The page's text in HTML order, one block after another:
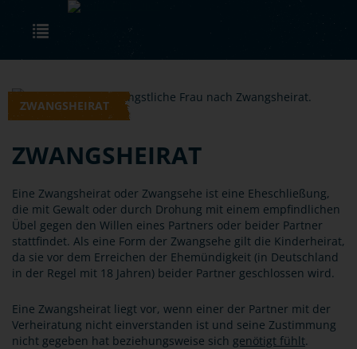
Skip to main content
ZWANGSHEIRAT
ZWANGSHEIRAT
Eine Zwangsheirat oder Zwangsehe ist eine Eheschließung,
die mit Gewalt oder durch Drohung mit einem empfindlichen
Übel gegen den Willen eines Partners oder beider Partner
stattfindet. Als eine Form der Zwangsehe gilt die Kinderheirat,
da sie vor dem Erreichen der Ehemündigkeit (in Deutschland
in der Regel mit 18 Jahren) beider Partner geschlossen wird.
Eine Zwangsheirat liegt vor, wenn einer der Partner mit der
Verheiratung nicht einverstanden ist und seine Zustimmung
nicht gegeben hat beziehungsweise sich genötigt fühlt.